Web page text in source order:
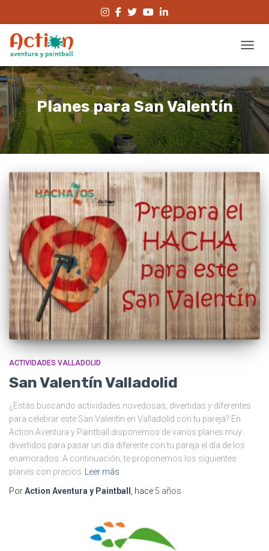
Planes para San Valentín
ACTIVIDADES VALLADOLID
San Valentín Valladolid
¿Estás buscando actividades novedosas, divertidas y diferentes
para celebrar este San Valentín en Valladolid con tu pareja? En
Action Aventura y Paintball disponemos de varios planes muy
divertidos para pasar un día diferente con tu pareja el día de los
enamorados. A continuación, te proponemos los siguientes
planes con precios
Leer más
PorAction Aventura y Paintball , hace 5 años